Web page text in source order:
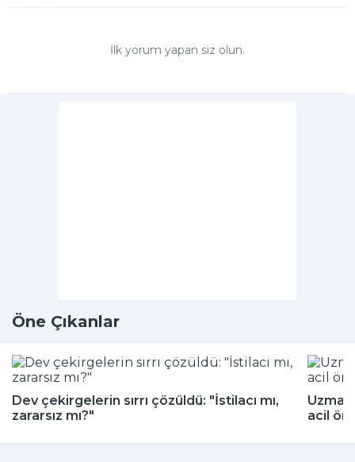
İlk yorum yapan siz olun.
Öne Çıkanlar
Dev çekirgelerin sırrı çözüldü: "İstilacı mı,
zararsız mı?"
acil